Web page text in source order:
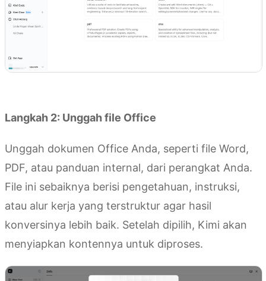
Langkah 2: Unggah file Office
Unggah dokumen Office Anda, seperti file Word,
PDF, atau panduan internal, dari perangkat Anda.
File ini sebaiknya berisi pengetahuan, instruksi,
atau alur kerja yang terstruktur agar hasil
konversinya lebih baik. Setelah dipilih, Kimi akan
menyiapkan kontennya untuk diproses.